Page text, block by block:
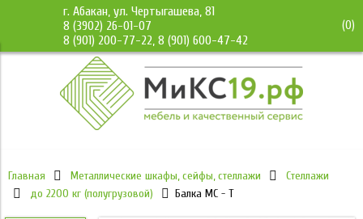
г. Абакан, ул. Чертыгашева, 81
8 (3902) 26-01-07
8 (901) 200-77-22, 8 (901) 600-47-42
(0)
Главная Металлические шкафы, сейфы, стеллажи
Стеллажи
до 2200 кг (полугрузовой)
Балка МС - Т